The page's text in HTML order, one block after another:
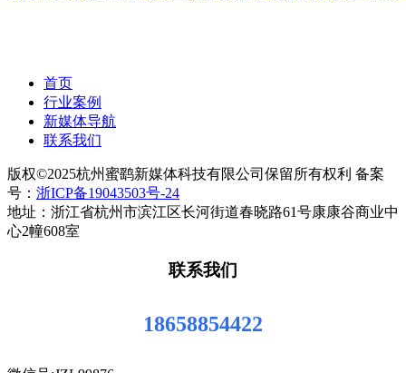
首页
行业案例
新媒体导航
联系我们
版权©2025杭州蜜鹞新媒体科技有限公司保留所有权利 备案
号： 浙ICP备19043503号-24
地址：浙江省杭州市滨江区长河街道春晓路61号康康谷商业中
心2幢608室
联系我们
18658854422